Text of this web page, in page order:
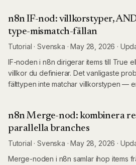
n8n IF-nod: villkorstyper,
type-mismatch-fällan
Tutorial ·Svenska ·May 28, 2026 ·
IF-noden i n8n dirigerar items till True
villkor du definierar. Det vanligaste
fälttypen inte matchar villkorstypen —
n8n Merge-nod: kombinera
parallella branches
Tutorial ·Svenska ·May 28, 2026 ·
Merge-noden i n8n samlar ihop items